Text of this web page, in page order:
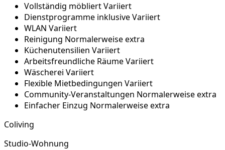
Vollständig möbliertVariiert
Dienstprogramme inklusiveVariiert
WLAN Variiert
Reinigung Normalerweise extra
Küchenutensilien Variiert
Arbeitsfreundliche RäumeVariiert
Wäscherei Variiert
Flexible Mietbedingungen Variiert
Community-Veranstaltungen Normalerweise extra
Einfacher Einzug Normalerweise extra
Coliving
Studio-Wohnung